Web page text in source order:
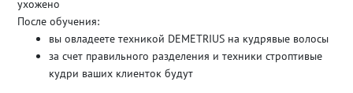
ухожено
После обучения:
вы овладеете техникой DEMETRIUS на кудрявые волосы
за счет правильного разделения и техники строптивые
кудри ваших клиенток будут